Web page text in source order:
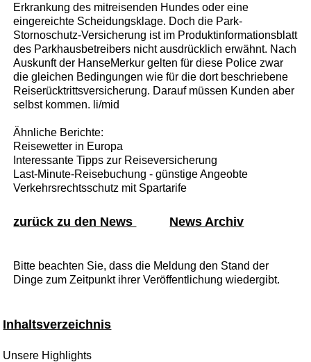
Erkrankung des mitreisenden Hundes oder eine
eingereichte Scheidungsklage. Doch die Park-
Stornoschutz-Versicherung ist im Produktinformationsblatt
des Parkhausbetreibers nicht ausdrücklich erwähnt. Nach
Auskunft der HanseMerkur gelten für diese Police zwar
die gleichen Bedingungen wie für die dort beschriebene
Reiserücktrittsversicherung. Darauf müssen Kunden aber
selbst kommen. li/mid
Ähnliche Berichte:
Reisewetter in Europa
Interessante Tipps zur Reiseversicherung
Last-Minute-Reisebuchung - günstige Angeobte
Verkehrsrechtsschutz mit Spartarife
zurück zu den News News Archiv
Bitte beachten Sie, dass die Meldung den Stand der
Dinge zum Zeitpunkt ihrer Veröffentlichung wiedergibt.
Inhaltsverzeichnis
Unsere Highlights